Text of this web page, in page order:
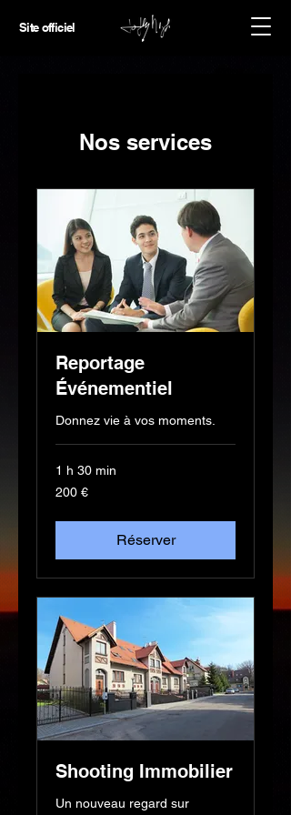
Site officiel
Nos services
Reportage
Événementiel
Donnez vie à vos moments.
1 h 30 min
200
euros
200 €
Réserver
Shooting Immobilier
Un nouveau regard sur